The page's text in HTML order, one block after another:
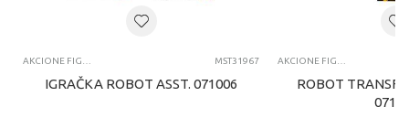
AKCIONE FIGURE I SETOVI MST31967
IGRAČKA ROBOT ASST. 071006
AKCIONE FIGURE I SETOVI
ROBOT